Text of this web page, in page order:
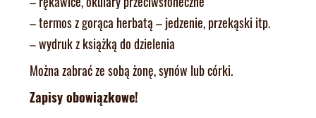
– termos z gorąca herbatą – jedzenie, przekąski itp.
– wydruk z książką do dzielenia
Można zabrać ze sobą żonę, synów lub córki.
Zapisy obowiązkowe!